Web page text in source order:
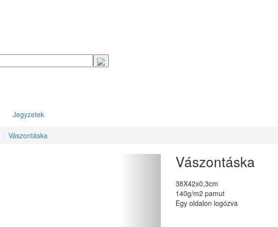
Jegyzetek
Vászontáska
Vászontáska
38X42x0,3cm
140g/m2 pamut
Egy oldalon logózva